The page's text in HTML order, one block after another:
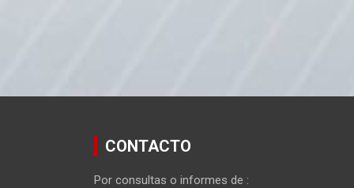
CONTACTO
Por consultas o informes de :